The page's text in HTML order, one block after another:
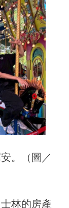
。（圖／
林的房產